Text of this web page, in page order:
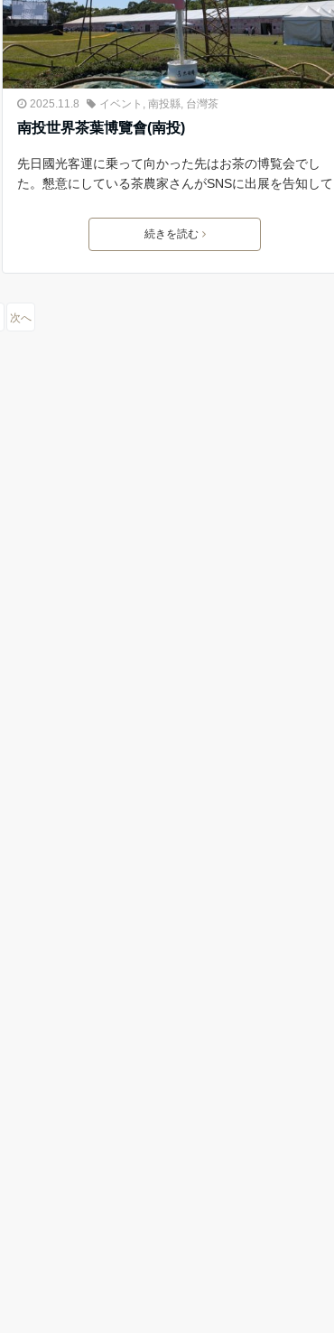
2025.11.8 イベント , 南投縣, 台灣茶
南投世界茶葉博覽會(南投)
先日國光客運に乗って向かった先はお茶の博覧会でし
た。懇意にしている茶農家さんがSNSに出展を告知して
続きを読む
次へ